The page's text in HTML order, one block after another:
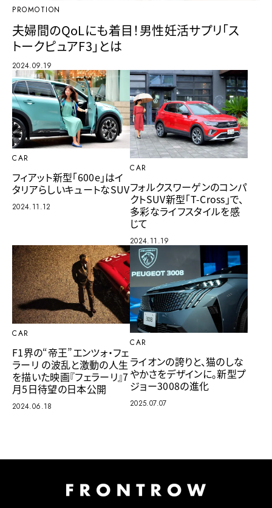
PROMOTION
夫婦間のQoLにも着目！男性妊活サプリ「ス
トークピュアF3」とは
2024.09.19
CAR
フィアット新型「600e」はイ
タリアらしいキュートなSUV
2024.11.12
CAR
フォルクスワーゲンのコンパ
クトSUV新型「T-Cross」で、
多彩なライフスタイルを感
じて
2024.11.19
CAR
F1界の“帝王”エンツォ・フェ
ラーリ の波乱と激動の人生
を描いた映画『フェラーリ』7
月5日待望の日本公開
2024.06.18
CAR
ライオンの誇りと、猫のしな
やかさをデザインに。新型プ
ジョー3008の進化
2025.07.07